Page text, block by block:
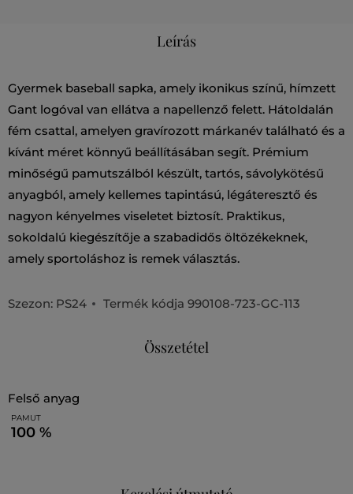
Leírás
Gyermek baseball sapka, amely ikonikus színű, hímzett
Gant logóval van ellátva a napellenző felett. Hátoldalán
fém csattal, amelyen gravírozott márkanév található és a
kívánt méret könnyű beállításában segít. Prémium
minőségű pamutszálból készült, tartós, sávolykötésű
anyagból, amely kellemes tapintású, légáteresztő és
nagyon kényelmes viseletet biztosít. Praktikus,
sokoldalú kiegészítője a szabadidős öltözékeknek,
amely sportoláshoz is remek választás.
Szezon: PS24 Termék kódja 990108-723-GC-113
Összetétel
felső anyag
PAMUT
100 %